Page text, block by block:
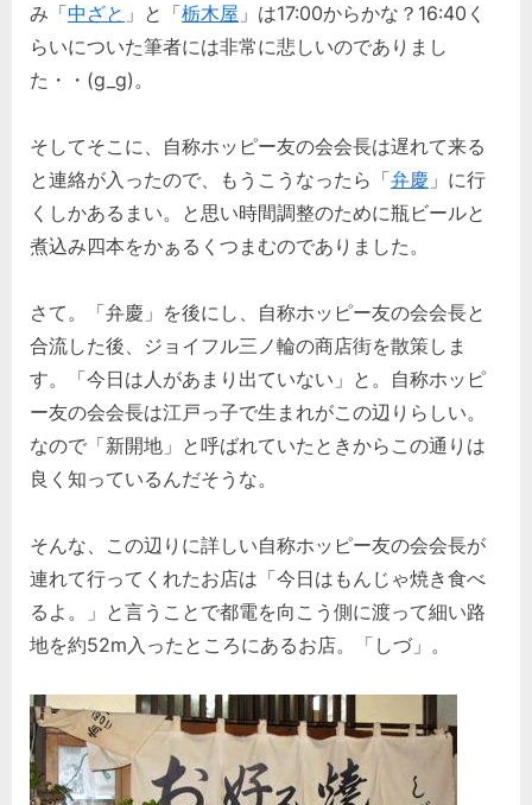
み「中ざと 」と「栃木屋 」は17:00からかな？16:40く
らいについた筆者には非常に悲しいのでありまし
た・・(g_g)。
そしてそこに、自称ホッピー友の会会長は遅れて来る
と連絡が入ったので、もうこうなったら「弁慶 」に行
くしかあるまい。と思い時間調整のために瓶ビールと
煮込み四本をかぁるくつまむのでありました。
さて。「弁慶」を後にし、自称ホッピー友の会会長と
合流した後、ジョイフル三ノ輪の商店街を散策しま
す。「今日は人があまり出ていない」と。自称ホッピ
ー友の会会長は江戸っ子で生まれがこの辺りらしい。
なので「新開地」と呼ばれていたときからこの通りは
良く知っているんだそうな。
そんな、この辺りに詳しい自称ホッピー友の会会長が
連れて行ってくれたお店は「今日はもんじゃ焼き食べ
るよ。」と言うことで都電を向こう側に渡って細い路
地を約52m入ったところにあるお店。「しづ」。